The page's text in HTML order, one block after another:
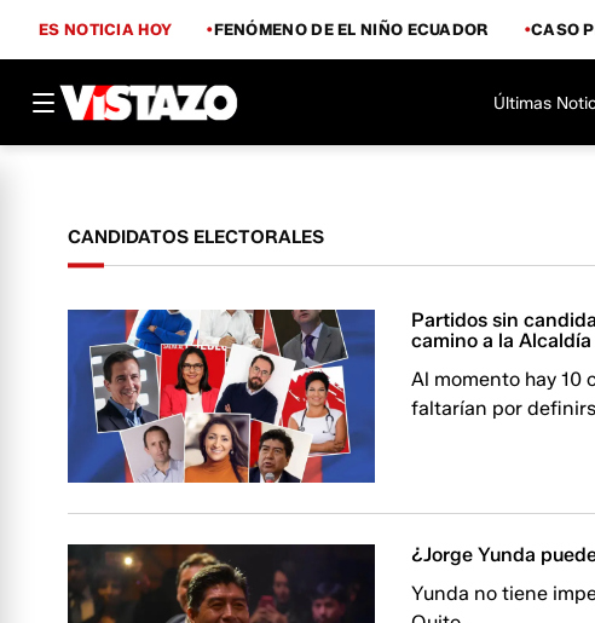
ES NOTICIA HOY FENÓMENO DE EL NIÑO ECUADOR CASO
Últimas
CANDIDATOS ELECTORALES
Partidos sin
camino a la
Al momento hay 10
faltarían por
¿Jorge Yunda
Yunda no tiene